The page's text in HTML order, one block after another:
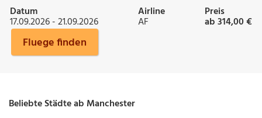
Datum
17.09.2026 - 21.09.2026
Airline
AF
Preis
ab 314,00 €
Fluege finden
Beliebte Städte ab Manchester